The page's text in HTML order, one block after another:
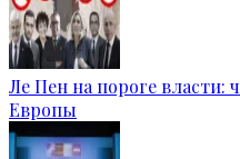
Ле Пен на пороге власти:
Европы